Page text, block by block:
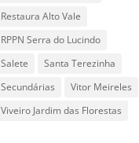
Restaura Alto Vale
RPPN Serra do Lucindo
Salete
Santa Terezinha
Secundárias
Vitor Meireles
Viveiro Jardim das Florestas